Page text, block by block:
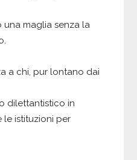
una maglia senza la
a chi, pur lontano dai
dilettantistico in
le istituzioni per